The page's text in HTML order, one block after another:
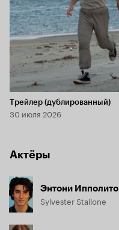
Длительность 3 мин
Трейлер (дублированный)
30 июля 2026
Актёры
Энтони Ипполито
Sylvester Stallone